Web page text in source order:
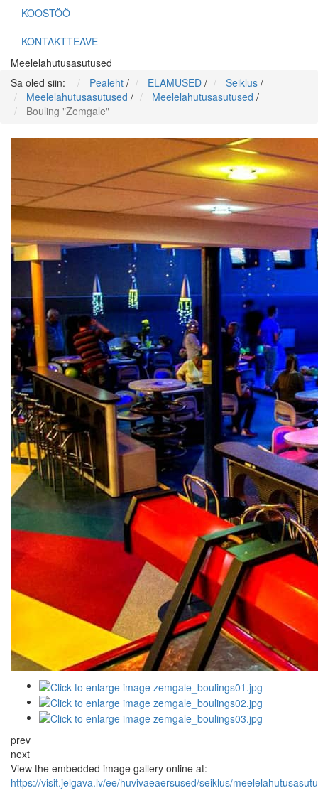
KOOSTÖÖ
KONTAKTTEAVE
Meelelahutusasutused
Sa oled siin:
Pealeht / ELAMUSED / Seiklus /
Meelelahutusasutused / Meelelahutusasutused /
Bouling "Zemgale"
prev
next
View the embedded image gallery online at:
https://visit.jelgava.lv/ee/huvivaeaersused/seiklus/